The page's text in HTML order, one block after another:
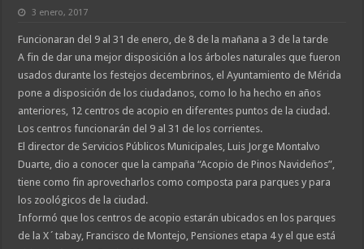
3 enero, 2017
Funcionaran del 9 al 31 de enero, de 8 de la mañana a 3 de la tarde
A fin de dar una mejor disposición a los árboles naturales que fueron
usados durante los festejos decembrinos, el Ayuntamiento de Mérida
pone a disposición de los ciudadanos, como lo ha hecho en años
anteriores, 12 centros de acopio en diferentes puntos de la ciudad.
Los centros funcionarán del 9 al 31 de los corrientes.
El director de Servicios Públicos Municipales, Luis Jorge Montalvo
Duarte, dio a conocer que la campaña “Acopio de Pinos Navideños”,
tiene como fin aprovecharlos como composta para parques y para
los zoológicos de la ciudad.
Informó que los centros de acopio estarán ubicados en los parques
de la X´tabay, Francisco de Montejo, Pensiones etapa 4 y el que está